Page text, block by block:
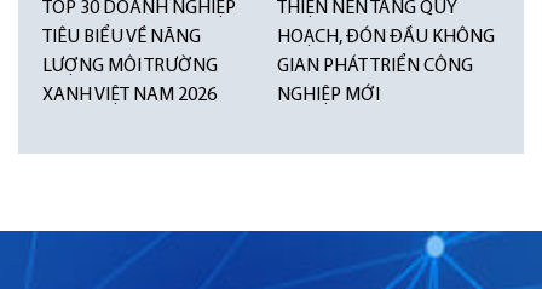
TOP 30 DOANH NGHIỆP
TIÊU BIỂU VỀ NĂNG
LƯỢNG MÔI TRƯỜNG
XANH VIỆT NAM 2026
THIỆN NỀN TẢNG QUY
HOẠCH, ĐÓN ĐẦU KHÔNG
GIAN PHÁT TRIỂN CÔNG
NGHIỆP MỚI